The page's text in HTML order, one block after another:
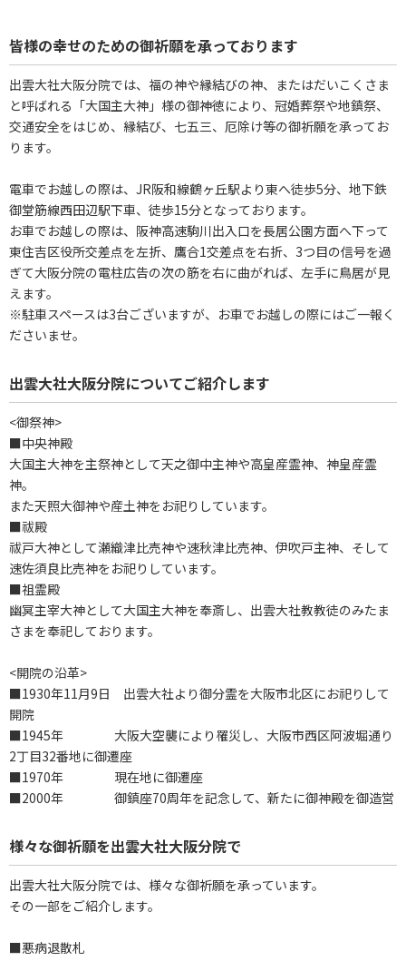
皆様の幸せのための御祈願を承っております
出雲大社大阪分院では、福の神や縁結びの神、またはだいこくさま
と呼ばれる「大国主大神」様の御神徳により、冠婚葬祭や地鎮祭、
交通安全をはじめ、縁結び、七五三、厄除け等の御祈願を承ってお
ります。
電車でお越しの際は、JR阪和線鶴ヶ丘駅より東へ徒歩5分、地下鉄
御堂筋線西田辺駅下車、徒歩15分となっております。
お車でお越しの際は、阪神高速駒川出入口を長居公園方面へ下って
東住吉区役所交差点を左折、鷹合1交差点を右折、3つ目の信号を過
ぎて大阪分院の電柱広告の次の筋を右に曲がれば、左手に鳥居が見
えます。
※駐車スペースは3台ございますが、お車でお越しの際にはご一報く
ださいませ。
出雲大社大阪分院についてご紹介します
<御祭神>
■中央神殿
大国主大神を主祭神として天之御中主神や高皇産霊神、神皇産霊
神。
また天照大御神や産土神をお祀りしています。
■祓殿
祓戸大神として瀬織津比売神や速秋津比売神、伊吹戸主神、そして
速佐須良比売神をお祀りしています。
■祖霊殿
幽冥主宰大神として大国主大神を奉斎し、出雲大社教教徒のみたま
さまを奉祀しております。
<開院の沿革>
■1930年11月9日 出雲大社より御分霊を大阪市北区にお祀りして
開院
■1945年 大阪大空襲により罹災し、大阪市西区阿波堀通り
2丁目32番地に御遷座
■1970年 現在地に御遷座
■2000年 御鎮座70周年を記念して、新たに御神殿を御造営
様々な御祈願を出雲大社大阪分院で
出雲大社大阪分院では、様々な御祈願を承っています。
その一部をご紹介します。
■悪病退散札